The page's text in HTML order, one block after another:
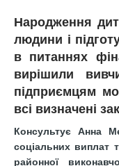
Народження
людини і
в питаннях
вирішили
підприємцям
всі визначені
Консультує Анна
соціальних виплат
районної